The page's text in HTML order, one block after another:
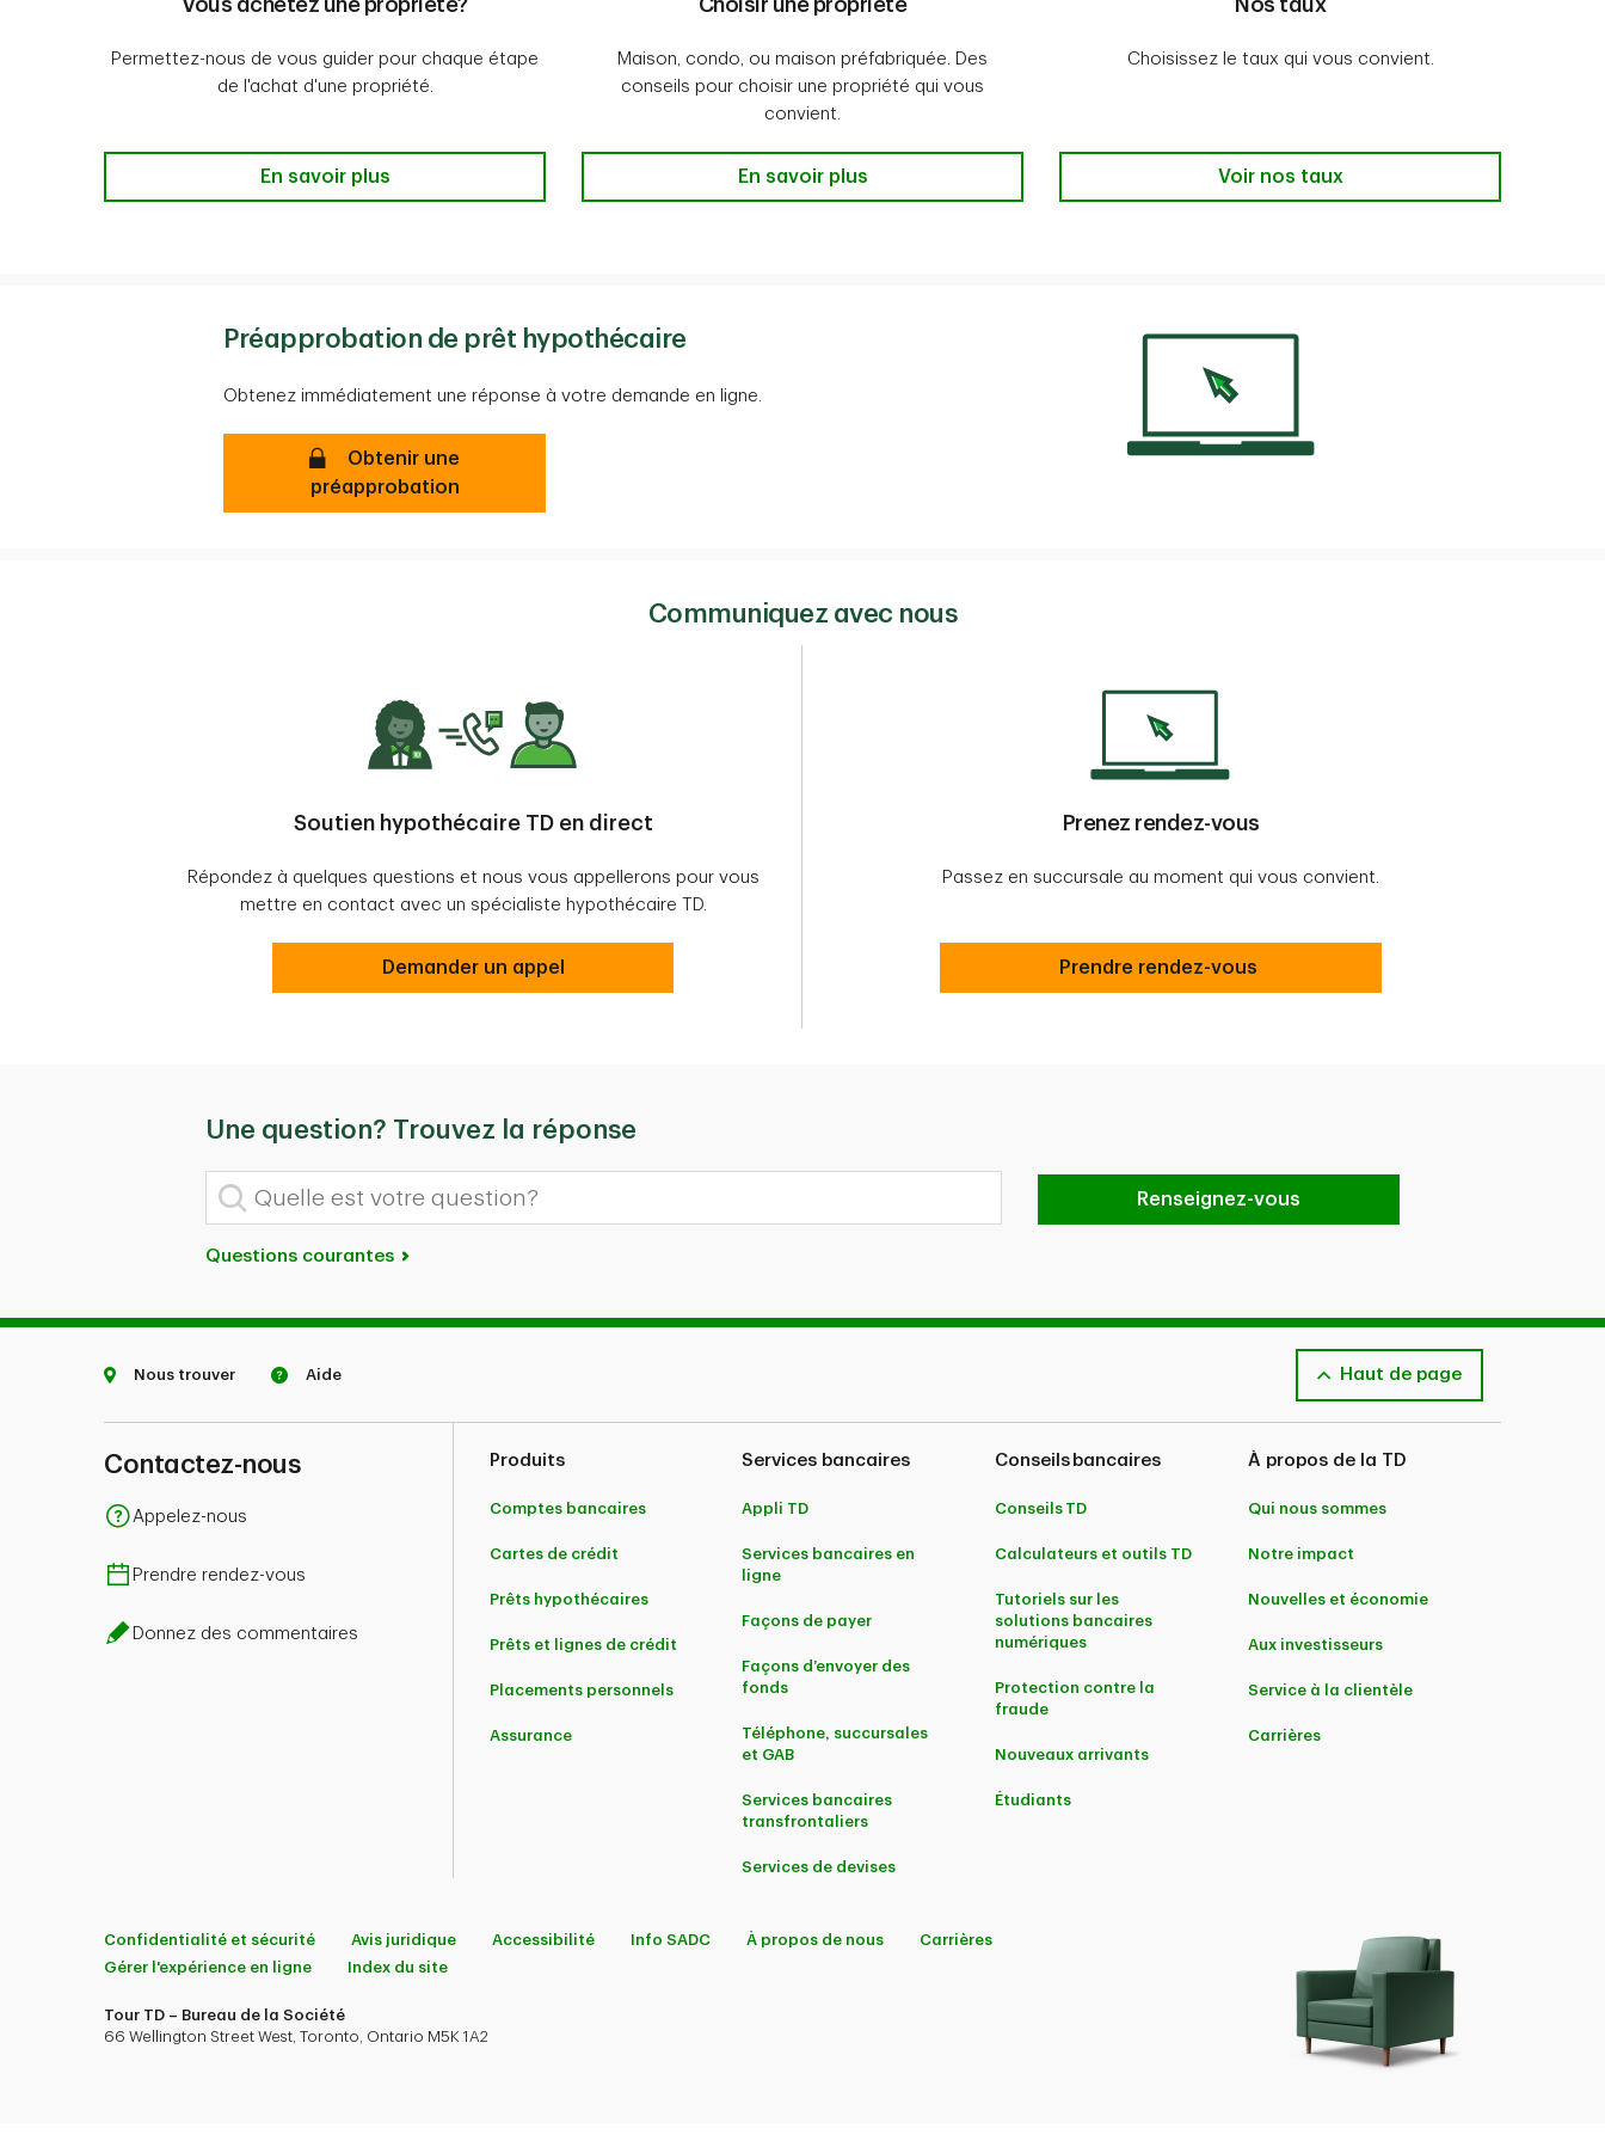
Vous achetez une propriété?
Permettez-nous de vous guider pour chaque étape
de l'achat d'une propriété.
Vous achetez une propriété?-En savoir plus
En savoir plus
Choisir une propriété
Maison, condo, ou maison préfabriquée. Des
conseils pour choisir une propriété qui vous
convient.
Choisir une propriété -En savoir plus
En savoir plus
Nos taux
Choisissez le taux qui vous convient.
Nos taux
Voir nos taux
Préapprobation de prêt hypothécaire
Obtenez immédiatement une réponse à votre demande en ligne.
Sécurisé- Préapprobation de prêt hypothécaire
Obtenir une
préapprobation
Communiquez avec nous
Soutien hypothécaire TD en direct
Répondez à quelques questions et nous vous appellerons pour vous
mettre en contact avec un spécialiste hypothécaire TD.
contact us
Demander un appel
Prenez rendez-vous
Passez en succursale au moment qui vous convient.
Prendre rendez-vous
Prendre rendez-vous
Une question? Trouvez la réponse
Quelle est votre question?
Renseignez-vous
Questions courantes
Nous trouver Aide Haut de page
Contactez-nous
Appelez-nous
Prendre rendez-vous
Donnez des commentaires
Produits
Comptes bancaires
Cartes de crédit
Prêts hypothécaires
Prêts et lignes de crédit
Placements personnels
Assurance
Services bancaires
Appli TD
Services bancaires en
ligne
Façons de payer
Façons d’envoyer des
fonds
Téléphone, succursales
et GAB
Services bancaires
transfrontaliers
Services de devises
Conseils bancaires
Conseils TD
Calculateurs et outils TD
Tutoriels sur les
solutions bancaires
numériques
Protection contre la
fraude
Nouveaux arrivants
Étudiants
À propos de la TD
Qui nous sommes
Notre impact
Nouvelles et économie
Aux investisseurs
Service à la clientèle
Carrières
Confidentialité et sécurité Avis juridique Accessibilité Info SADC À propos de nous
Carrières
Gérer l'expérience en ligne
Index du site
Tour TD – Bureau de la Société
66 Wellington Street West, Toronto, Ontario M5K 1A2